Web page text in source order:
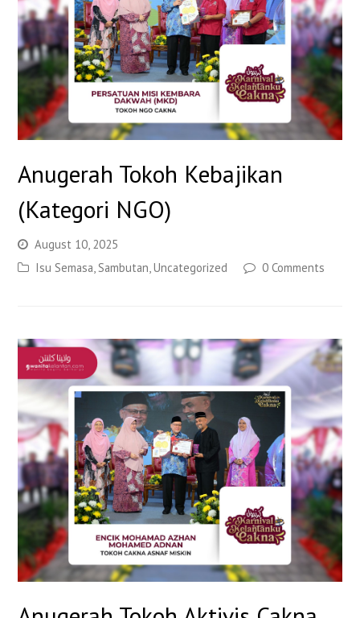
Anugerah Tokoh Kebajikan
(Kategori NGO)
August 10, 2025
Isu Semasa Sambutan ,Uncategorized 0 Comments